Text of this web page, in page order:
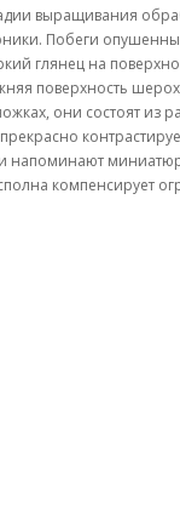
выращивания
Побеги
глянец на
поверхность
они состоят из
напоминают
компенсирует